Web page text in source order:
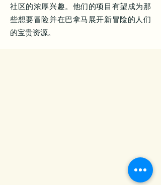
社区的浓厚兴趣。他们的项目有望成为那
些想要冒险并在巴拿马展开新冒险的人们
的宝贵资源。